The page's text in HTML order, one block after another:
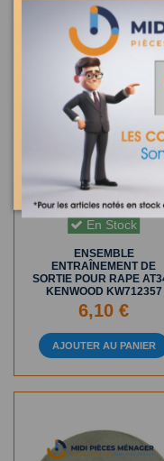
En Stock
ENSEMBLE
ENTRAÎNEMENT DE
SORTIE POUR RAPE
KENWOOD KW712357
6,10 €
AJOUTER AU PANIER